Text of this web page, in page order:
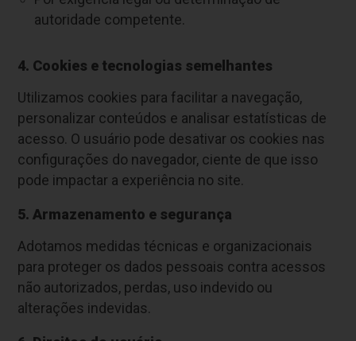
autoridade competente.
4. Cookies e tecnologias semelhantes
Utilizamos cookies para facilitar a navegação,
personalizar conteúdos e analisar estatísticas de
acesso. O usuário pode desativar os cookies nas
configurações do navegador, ciente de que isso
pode impactar a experiência no site.
5. Armazenamento e segurança
Adotamos medidas técnicas e organizacionais
para proteger os dados pessoais contra acessos
não autorizados, perdas, uso indevido ou
alterações indevidas.